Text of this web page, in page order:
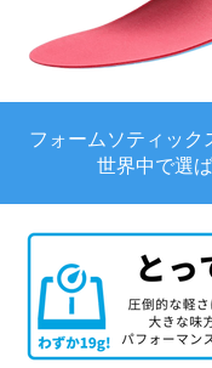
フォームソティック
世界中で選